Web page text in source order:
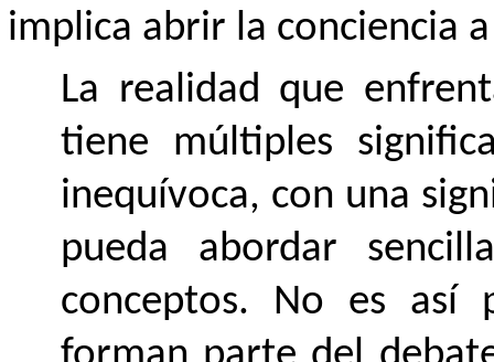
implica abrir la conciencia
La realidad que
tiene múltiples
inequívoca, con una
pueda abordar
conceptos. No es así